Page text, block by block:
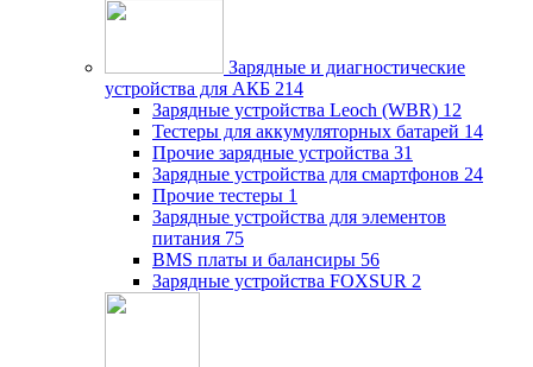
Зарядные и диагностические
устройства для АКБ 214
Зарядные устройства Leoch (WBR) 12
Тестеры для аккумуляторных батарей 14
Прочие зарядные устройства 31
Зарядные устройства для смартфонов 24
Прочие тестеры 1
Зарядные устройства для элементов
питания 75
BMS платы и балансиры 56
Зарядные устройства FOXSUR 2